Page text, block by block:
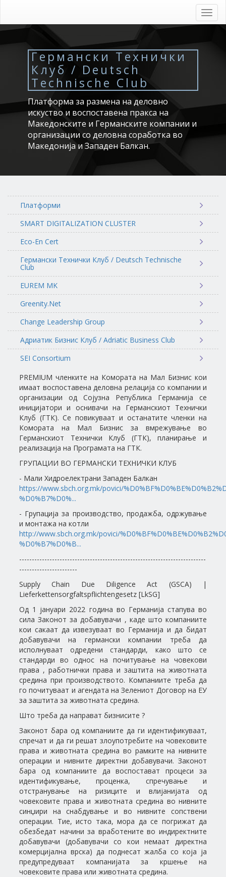
main
content
Германски Технички
Клуб / Deutsch
Technische Club
Платформа за размена на деловно
искуство и воспоставена пракса на
Македонските и Германските компании и
организации со деловна соработка во
Македонија и Западен Балкан.
Платформи
SMART DIGITALIZATION CLUSTER
Eco-En Cert
Германски Технички Клуб / Deutsch Technische
Club
EUREM MK
Greenity.Net
Change Leadership Group
Адриатик Бизнис Клуб / Adriatic Business Club
SEI Consortium
PREMIUM членките на Комората на Мал Бизнис кои
имаат воспоставена деловна релација со компании и
организации од Сојузна Република Германија се
иницијатори и оснивачи на Германскиот Технички
Клуб (ГТК). Се повикуваат и останатите членки на
Комората на Мал Бизнис за вмрежување во
Германскиот Технички Клуб (ГТК), планирање и
реализација на Програмата на ГТК.
ГРУПАЦИИ ВО ГЕРМАНСКИ ТЕХНИЧКИ КЛУБ
- Мали Хидроелектрани Западен Балкан
https://www.sbch.org.mk/povici/
%D0%B7%D0%...
- Групација за производство, продажба, одржување
и монтажа на котли
http://www.sbch.org.mk/povici/
%D0%B7%D0%B...
--------------------------------------------------------------------------
-----------------------
Supply Chain Due Diligence Act (GSCA) |
Lieferkettensorgfaltspflichtengesetz [LkSG]
Од 1 јануари 2022 година во Германија стапува во
сила Законот за добавувачи , каде што компаниите
кои сакаат да извезуваат во Германија и да бидат
добавувачи на германски компании треба да
исполнуваат одредени стандарди, како што се
стандарди во однос на почитување на човекови
права , работнички права и заштита на животната
средина при производството. Компаниите треба да
го почитуваат и агендата на Зелениот Договор на ЕУ
за заштита за животната средина.
Што треба да направат бизнисите ?
Законот бара од компаниите да ги идентификуваат,
спречат и да ги решат злоупотребите на човековите
права и животната средина во рамките на нивните
операции и нивните директни добавувачи. Законот
бара од компаниите да воспостават процеси за
идентификување, проценка, спречување и
отстранување на ризиците и влијанијата од
човековите права и животната средина во нивните
синџири на снабдување и во нивните сопствени
операции. Тие, исто така, мора да се погрижат да
обезбедат начини за вработените во индиректните
добавувачи (добавувачи со кои немаат директна
комерцијална врска) да поднесат жалба со која ја
предупредуваат компанијата за кршење на
човековите права или животната средина.